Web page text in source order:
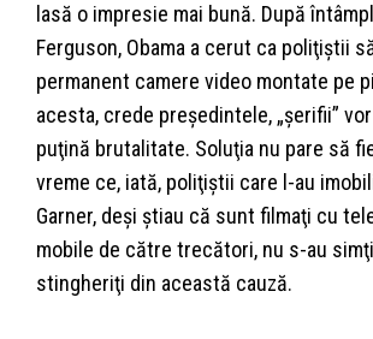
lasă o impresie mai bună. După
Ferguson, Obama a cerut ca poliţiştii
permanent camere video montate pe
acesta, crede preşedintele, „şerifii”
puţină brutalitate. Soluţia nu pare să
vreme ce, iată, poliţiştii care l-au
Garner, deşi ştiau că sunt filmaţi cu
mobile de către trecători, nu s-au
stingheriţi din această cauză.